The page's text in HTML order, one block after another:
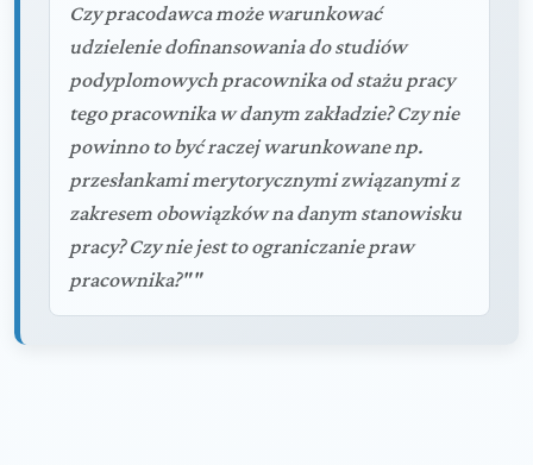
Czy pracodawca może warunkować
udzielenie dofinansowania do studiów
podyplomowych pracownika od stażu pracy
tego pracownika w danym zakładzie? Czy nie
powinno to być raczej warunkowane np.
przesłankami merytorycznymi związanymi z
zakresem obowiązków na danym stanowisku
pracy? Czy nie jest to ograniczanie praw
pracownika?""